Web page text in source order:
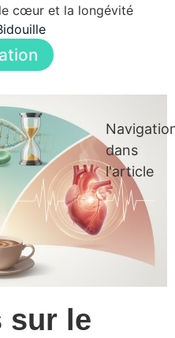
cœur et la longévité
sur le
dans
l'article